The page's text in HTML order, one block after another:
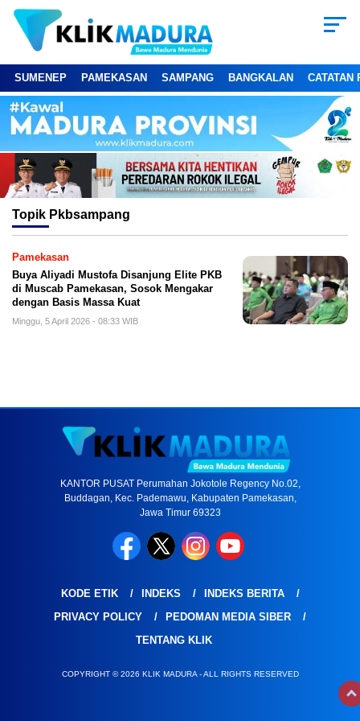
SUMENEP PAMEKASAN SAMPANG BANGKALAN CATATAN
Topik Pkbsampang
Pamekasan
Buya Aliyadi Mustofa Disanjung Elite PKB
di Muscab Pamekasan, Sosok Mengakar
dengan Basis Massa Kuat
Minggu, 5 April 2026 - 08:33 WIB
KANTOR PUSAT Perumahan Jokotole Regency No.02,
Buddagan, Kec. Pademawu, Kabupaten Pamekasan,
Jawa Timur 69323
KODE ETIK INDEKS
INDEKS BERITA
PRIVACY POLICY
PEDOMAN MEDIA SIBER
TENTANG KLIK
COPYRIGHT © 2026 KLIK MADURA - ALL RIGHTS RESERVED